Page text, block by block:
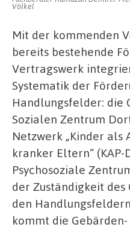
Völkel
Mit der kommenden
bereits bestehende
Vertragswerk
Systematik der
Handlungsfelder: die
Sozialen Zentrum
Netzwerk „Kinder als
kranker Eltern“ (KAP-
Psychosoziale
der Zuständigkeit des
den
kommt die